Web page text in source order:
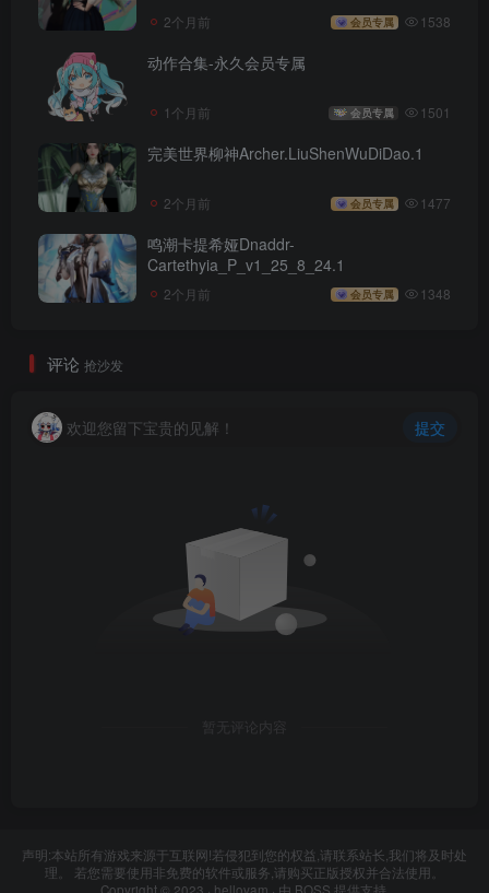
2个月前 会员专属 1538
动作合集-永久会员专属
1个月前 会员专属 1501
完美世界柳神Archer.LiuShenWuDiDao.1
2个月前 会员专属 1477
鸣潮卡提希娅Dnaddr-
Cartethyia_P_v1_25_8_24.1
2个月前 会员专属 1348
评论 抢沙发
欢迎您留下宝贵的见解！ 提交
暂无评论内容
声明:本站所有游戏来源于互联网!若侵犯到您的权益,请联系站长,我们将及时处
理。 若您需要使用非免费的软件或服务,请购买正版授权并合法使用。
Copyright © 2023 · hellovam · 由 BOSS 提供支持.